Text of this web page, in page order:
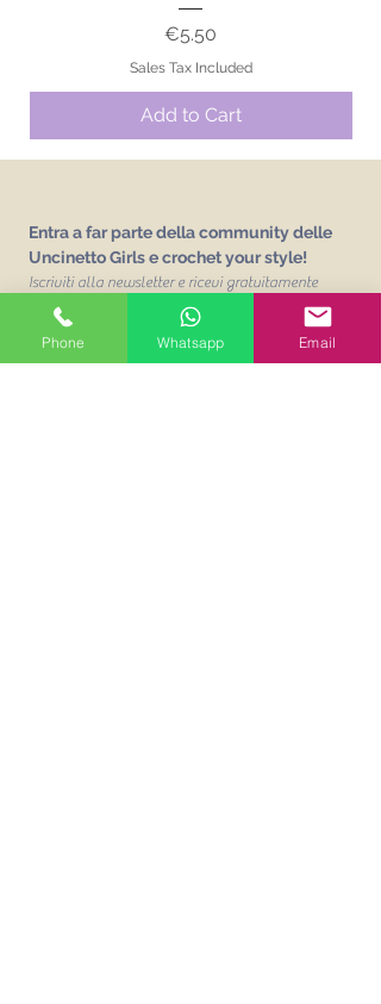
Price
€5.50
Sales Tax Included
Add to Cart
Entra a far parte della community delle
Uncinetto Girls e crochet your style!
Iscriviti alla newsletter e ricevi gratuitamente
L'abc delle Uncinetto Girls
un vocabolario sui
punti base dell'uncinetto!
Phone Whatsapp Email